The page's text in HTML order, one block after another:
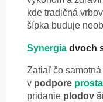
kde tradičná
šípka buduje
Synergia dvoch
Zatiaľ čo
v podpore
pridanie plodov